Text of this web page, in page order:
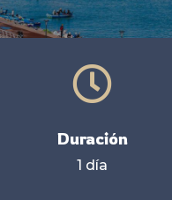

Duración
1 día